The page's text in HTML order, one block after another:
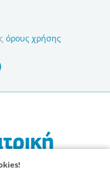
όρους χρήσης